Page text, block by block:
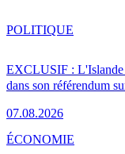
EXCLUSIF : L'Islande
dans son référendum
07.08.2026
POLITIQUE
ÉCONOMIE